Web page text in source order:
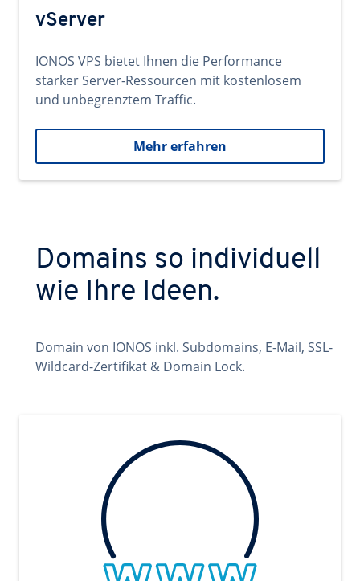
vServer
IONOS VPS bietet Ihnen die Performance
starker Server-Ressourcen mit kostenlosem
und unbegrenztem Traffic.
Mehr erfahren
Domains so individuell
wie Ihre Ideen.
Domain von IONOS inkl. Subdomains, E-Mail, SSL-
Wildcard-Zertifikat & Domain Lock.